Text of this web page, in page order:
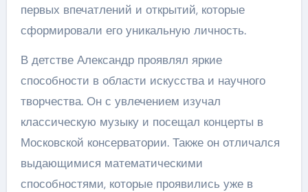
первых впечатлений и открытий, которые
сформировали его уникальную личность.
В детстве Александр проявлял яркие
способности в области искусства и научного
творчества. Он с увлечением изучал
классическую музыку и посещал концерты в
Московской консерватории. Также он отличался
выдающимися математическими
способностями, которые проявились уже в